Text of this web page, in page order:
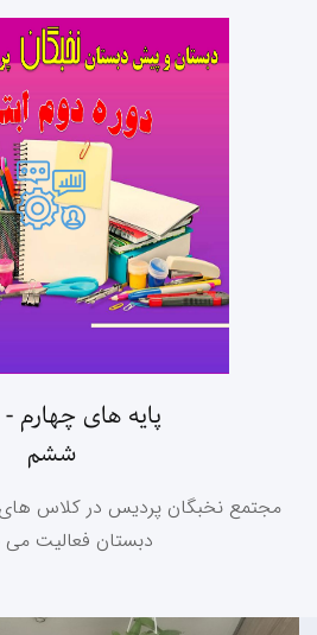
پایه های چهارم
ششم
مجتمع نخبگان پردیس در کلاس
دبستان فعالیت می